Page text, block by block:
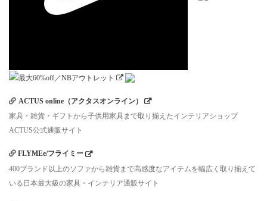
ACTUS online（アクタスオンライン）
家具・雑貨・ギフトから子供用家具まで取り揃えたインテリアショップ
ACTUS公式通販サイト
FLYMEe/フライミー
400ブランド以上のソファから雑貨まで高感度なアイテムを幅広く取り揃えて
いる日本最大級の家具・インテリア通販サイト